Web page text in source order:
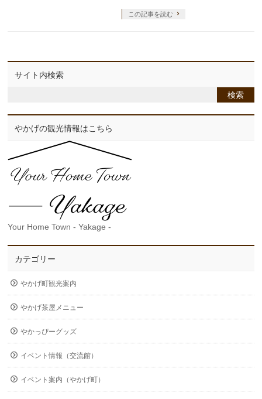
この記事を読む
サイト内検索
やかげの観光情報はこちら
Your Home Town - Yakage -
カテゴリー
やかげ町観光案内
やかげ茶屋メニュー
やかっぴーグッズ
イベント情報（交流館）
イベント案内（やかげ町）